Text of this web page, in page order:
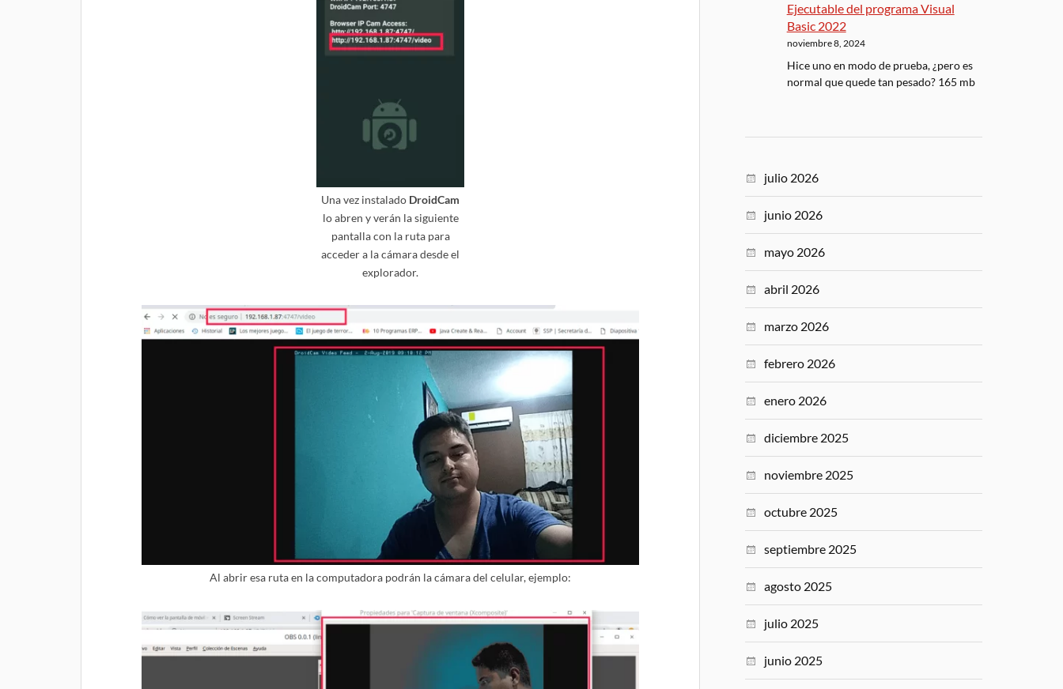
Una vez instalado DroidCam
lo abren y verán la siguiente
pantalla con la ruta para
acceder a la cámara desde el
explorador.
Al abrir esa ruta en la computadora podrán la cámara del celular, ejemplo:
Ejecutable del programa Visual
Basic 2022
noviembre 8, 2024
Hice uno en modo de prueba, ¿pero es
normal que quede tan pesado? 165 mb
julio 2026
junio 2026
mayo 2026
abril 2026
marzo 2026
febrero 2026
enero 2026
diciembre 2025
noviembre 2025
octubre 2025
septiembre 2025
agosto 2025
julio 2025
junio 2025